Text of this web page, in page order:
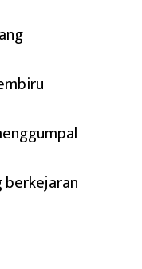
berkejaran